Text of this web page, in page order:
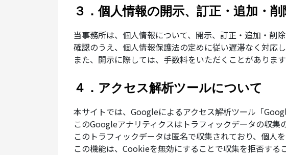
３．個人情報の開示、訂正・追加・
当事務所は、個人情報について、開示、訂正・追加・削
確認のうえ、個人情報保護法の定めに従い遅滞なく対応し
また、開示に際しては、手数料をいただくことがありま
４．アクセス解析ツールについて
本サイトでは、Googleによるアクセス解析ツール「
このGoogleアナリティクスはトラフィックデータの収集
このトラフィックデータは匿名で収集されており、個人
この機能は、Cookieを無効にすることで収集を拒否す